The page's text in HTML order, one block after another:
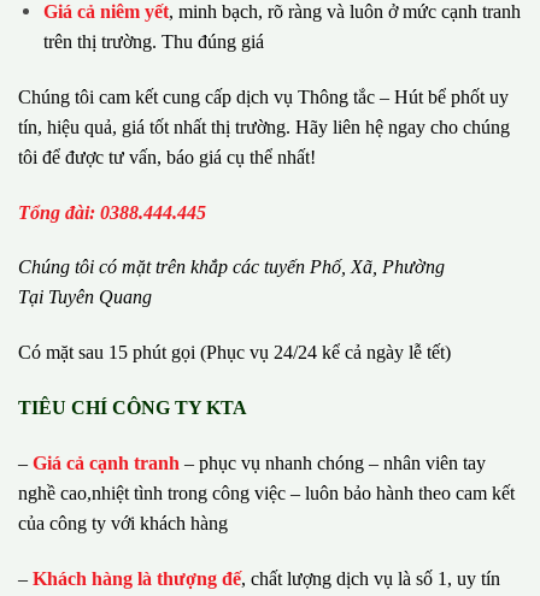
Giá cả niêm yết, minh bạch, rõ ràng và luôn ở mức cạnh tranh
trên thị trường. Thu đúng giá
Chúng tôi cam kết cung cấp dịch vụ Thông tắc – Hút bể phốt uy
tín, hiệu quả, giá tốt nhất thị trường. Hãy liên hệ ngay cho chúng
tôi để được tư vấn, báo giá cụ thể nhất!
Tổng đài: 0388.444.445
Chúng tôi có mặt trên khắp các tuyến Phố, Xã, Phường
Tại Tuyên Quang
Có mặt sau 15 phút gọi (Phục vụ 24/24 kể cả ngày lễ tết)
TIÊU CHÍ CÔNG TY KTA
– Giá cả cạnh tranh – phục vụ nhanh chóng – nhân viên tay
nghề cao,nhiệt tình trong công việc – luôn bảo hành theo cam kết
của công ty với khách hàng
– Khách hàng là thượng đế, chất lượng dịch vụ là số 1, uy tín